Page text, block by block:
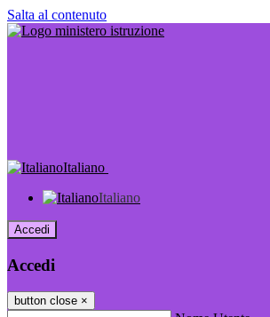
Salta al contenuto
Italiano
Italiano
Accedi
Accedi
button close ×